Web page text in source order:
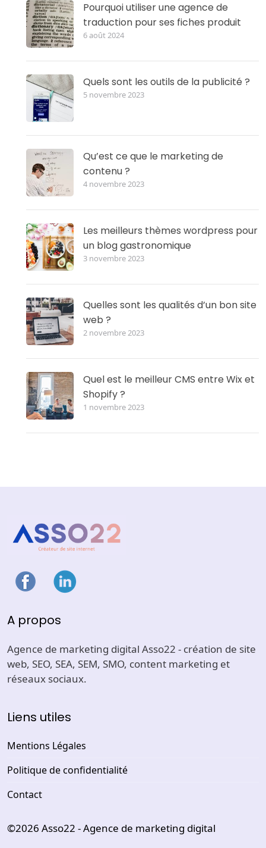
Pourquoi utiliser une agence de
traduction pour ses fiches produit
6 août 2024
Quels sont les outils de la publicité ?
5 novembre 2023
Qu’est ce que le marketing de
contenu ?
4 novembre 2023
Les meilleurs thèmes wordpress pour
un blog gastronomique
3 novembre 2023
Quelles sont les qualités d’un bon site
web ?
2 novembre 2023
Quel est le meilleur CMS entre Wix et
Shopify ?
1 novembre 2023
A propos
Agence de marketing digital Asso22 - création de site
web, SEO, SEA, SEM, SMO, content marketing et
réseaux sociaux.
Liens utiles
Mentions Légales
Politique de confidentialité
Contact
©2026 Asso22 - Agence de marketing digital